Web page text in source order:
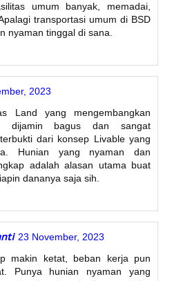
umum banyak, memadai,
transportasi umum di BSD
nyaman tinggal di sana.
2023
Land yang mengembangkan
dijamin bagus dan sangat
dari konsep Livable yang
Hunian yang nyaman dan
adalah alasan utama buat
dananya saja sih.
23 November, 2023
makin ketat, beban kerja pun
Punya hunian nyaman yang